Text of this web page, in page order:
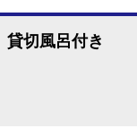
貸切風呂付き